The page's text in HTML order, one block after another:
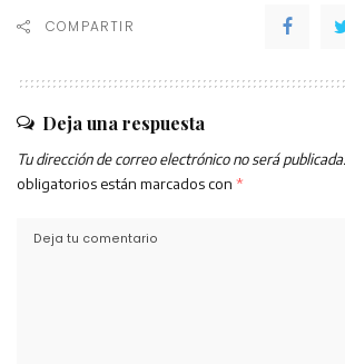
COMPARTIR
Deja una respuesta
Tu dirección de correo electrónico no será publicada.
obligatorios están marcados con *